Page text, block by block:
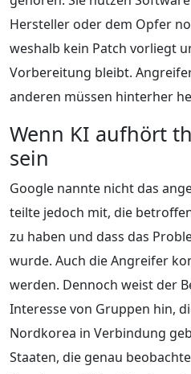
Hersteller oder dem Opfer
weshalb kein Patch vorliegt
Vorbereitung bleibt.
anderen müssen hinterher
Wenn KI aufhört
sein
Google nannte nicht das
teilte jedoch mit, die
zu haben und dass das
wurde. Auch die Angreifer
werden. Dennoch weist der
Interesse von Gruppen hin,
Nordkorea in Verbindung
Staaten, die genau